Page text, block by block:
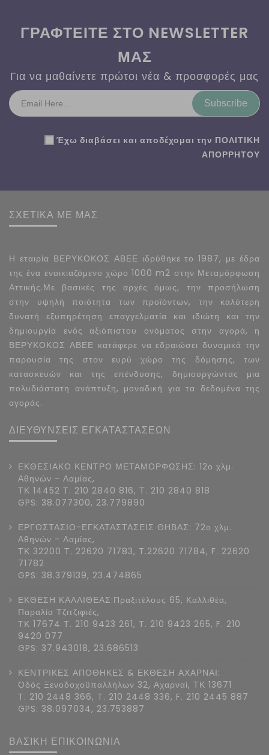
ΓΡΑΦΤΕΙΤΕ ΣΤΟ NEWSLETTER
ΜΑΣ
Για να μαθαίνετε πρώτοι νέα & προσφορές μας
Subscribe
Έχω διαβάσει και αποδέχομαι την ΠΟΛΙΤΙΚΗ
ΑΠΟΡΡΗΤΟΥ
ΣΧΕΤΙΚΑ ΜΕ ΜΑΣ
Η εταιρία ΒΕΡΥΚΟΚΟΣ ΑΒΕΕ ιδρύθηκε το 1987, με έδρα
της ένα ενοικιαζόμενο χώρο 1000 m2 στην Μεταμόρφωση
Αττικής.Με βασικές της αρχές όμως, την προσήλωση
στην υψηλή ποιότητα των προϊόντων, την καλύτερη
δυνατή εξυπηρέτηση επαγγελματία και ιδιώτη και την
δημιουργία ενός αξιόπιστου ονόματος στην αγορά, η
ΒΕΡΥΚΟΚΟΣ ΑΒΕΕ κατάφερε να εδραιώσει δυναμικά την
παρουσία της στον ευρύ χώρο της δόμησης, των
κατασκευών και της επένδυσης, δημιουργώντας μια
πολυδιάστατη ανάπτυξη, μοναδική για τα δεδομένα της
αγοράς.
ΔΙΕΥΘΥΝΣΕΙΣ ΕΓΚΑΤΑΣΤΑΣΕΩΝ
ΕΚΘΕΣΙΑΚΟ ΚΕΝΤΡΟ ΜΕΤΑΜΟΡΦΩΣΗΣ: 12ο χλμ.
Αθηνών - Λαμίας,
ΤΚ 14452 Τ. 210 2840 816, Τ. 210 2840 818
GPS: 38.077300, 23.779890
ΕΡΓΟΣΤΑΣΙΟ-ΕΓΚΑΤΑΣΤΑΣΕΙΣ ΘΗΒΑΣ: 72ο χλμ.
Αθηνών - Λαμίας,
ΤΚ 32200 Τ. 22620 71783, T.22620 71784, F. 22620
71782
GPS: 38.379139, 23.474865
ΕΚΘΕΣΗ ΚΑΛΛΙΘΕΑΣ:Πραξιτέλους 65, Καλλιθέα,
Παραλία Τζιτζιφιές,
ΤΚ 17674 Τ. 210 9423 261, T. 210 9423 265, F. 210
9420 077
GPS: 37.943018, 23.686513
ΚΕΝΤΡΙΚΕΣ ΑΠΟΘΗΚΕΣ & ΕΚΘΕΣΗ ΑΧΑΡΝΑΙ:
Οδός Ξενοδοχοϋπαλλήλων 32, Αχαρναί, ΤΚ 13671
Τ. 210 2448 366, T. 210 2448 336, F. 210 2445 887
GPS: 38.097034, 23.753887
ΒΑΣΙΚΗ ΕΠΙΚΟΙΝΩΝΙΑ